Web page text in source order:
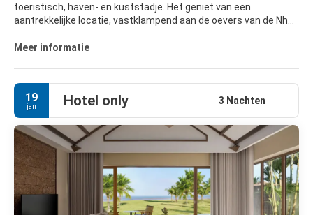
toeristisch, haven- en kuststadje. Het geniet van een
aantrekkelijke locatie, vastklampend aan de oevers van de Nhat
Meer informatie
19
jan Hotel only 3 Nachten